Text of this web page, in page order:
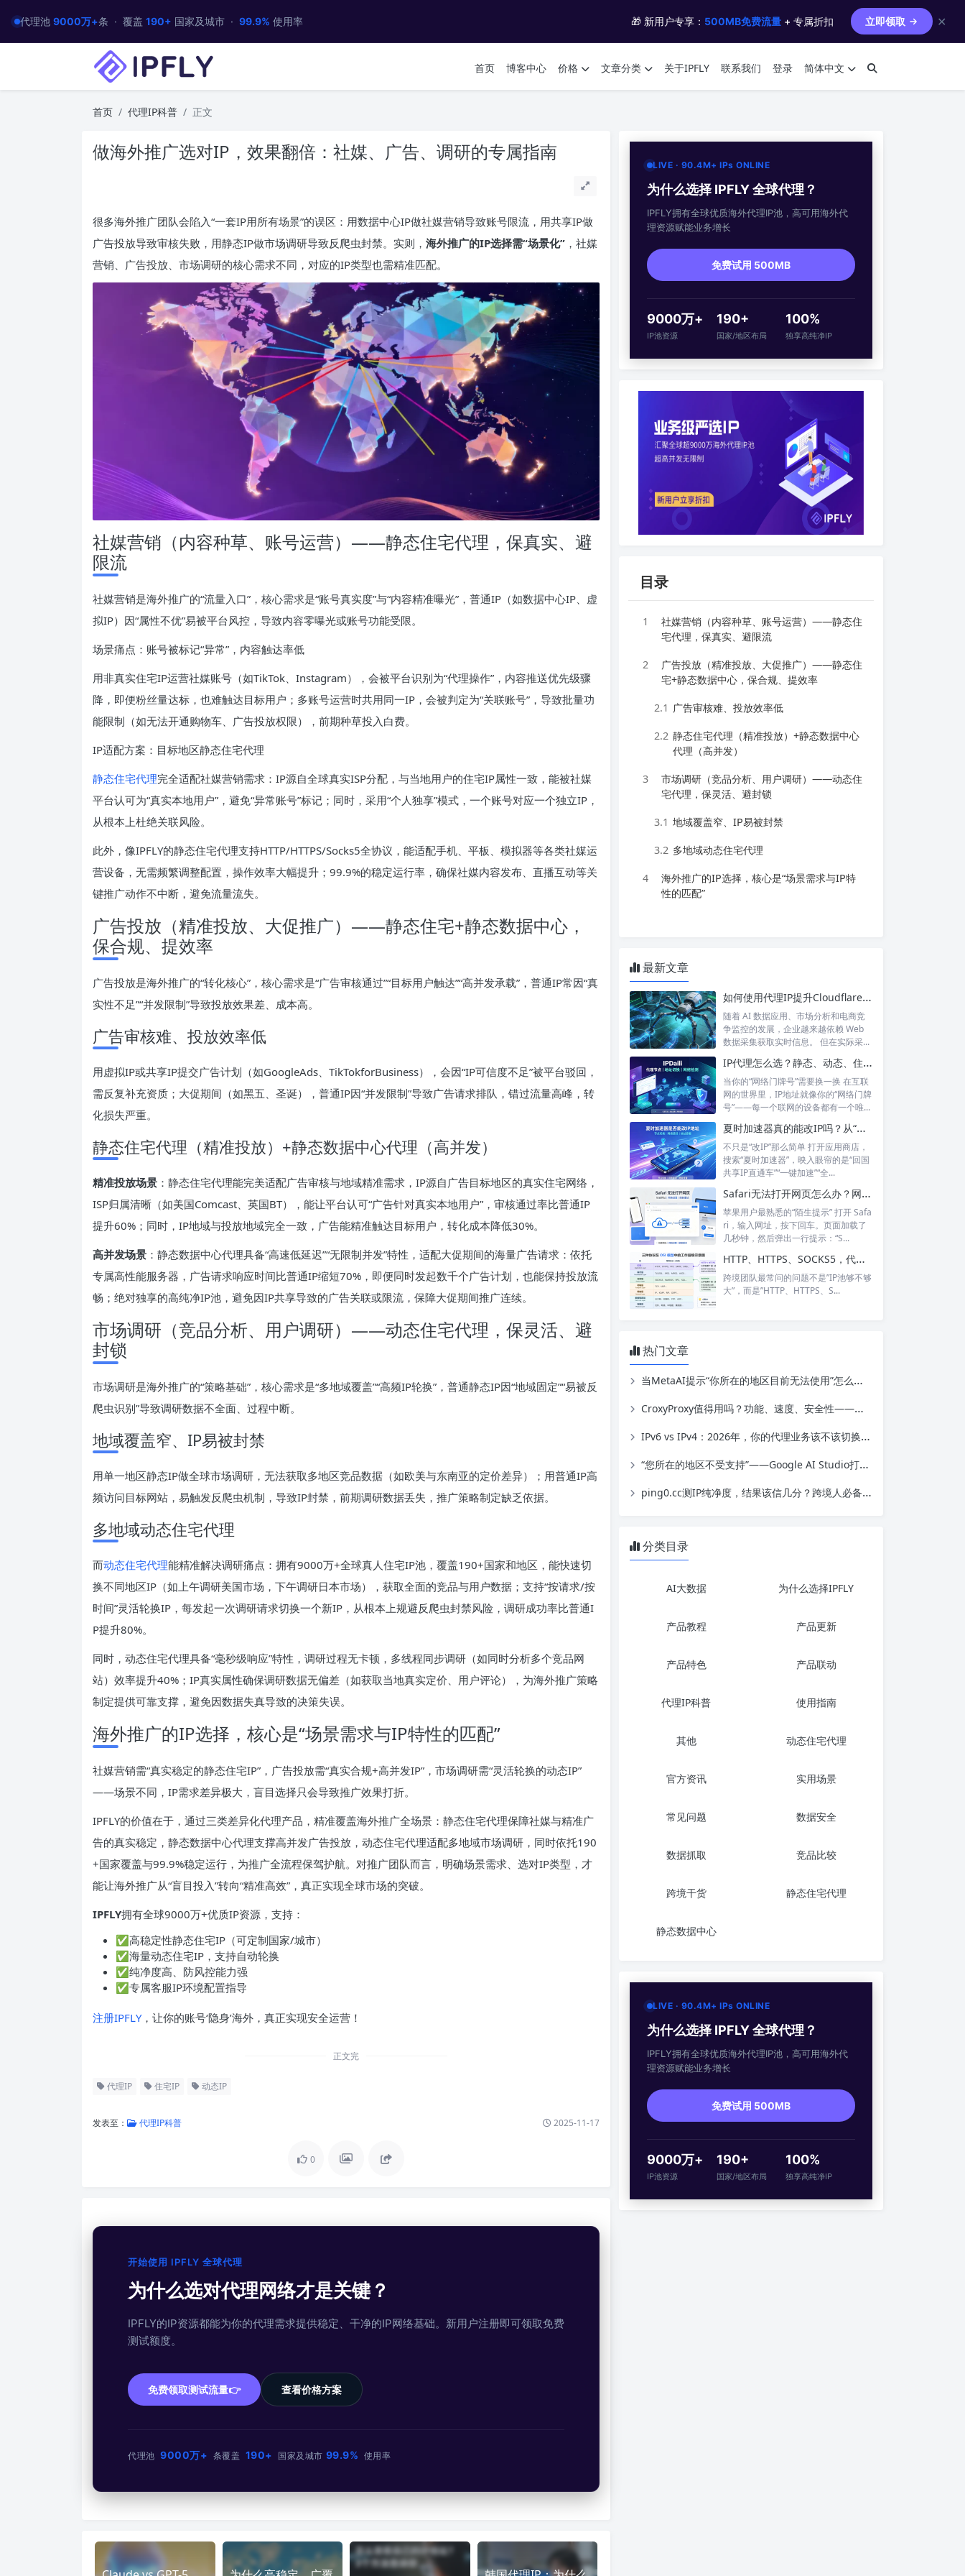
代理池 9000万+条 · 覆盖 190+ 国家及城市 · 99.9% 使用率 🎁 新用户专享： 500MB免费流量 + 专属折扣 立即领取 ✕
首页 博客中心 价格 文章分类 关于IPFLY 联系我们 登录 简体中文
首页 代理IP科普 正文
做海外推广选对IP，效果翻倍：社媒、广告、调研的专属指南
很多海外推广团队会陷入“一套IP用所有场景”的误区：用数据中心IP做社媒营销导致账号限流，用共享IP做
广告投放导致审核失败，用静态IP做市场调研导致反爬虫封禁。实则， 海外推广的IP选择需“场景化” ，社媒
营销、广告投放、市场调研的核心需求不同，对应的IP类型也需精准匹配。
社媒营销（内容种草、账号运营）——静态住宅代理，保真实、避
限流
社媒营销是海外推广的“流量入口”，核心需求是“账号真实度”与“内容精准曝光”，普通IP（如数据中心IP、虚
拟IP）因“属性不优”易被平台风控，导致内容零曝光或账号功能受限。
场景痛点：账号被标记“异常”，内容触达率低
用非真实住宅IP运营社媒账号（如TikTok、Instagram），会被平台识别为“代理操作”，内容推送优先级骤
降，即便粉丝量达标，也难触达目标用户；多账号运营时共用同一IP，会被判定为“关联账号”，导致批量功
能限制（如无法开通购物车、广告投放权限），前期种草投入白费。
IP适配方案：目标地区静态住宅代理
静态住宅代理完全适配社媒营销需求：IP源自全球真实ISP分配，与当地用户的住宅IP属性一致，能被社媒
平台认可为“真实本地用户”，避免“异常账号”标记；同时，采用“个人独享”模式，一个账号对应一个独立IP，
从根本上杜绝关联风险。
此外，像IPFLY的静态住宅代理支持HTTP/HTTPS/Socks5全协议，能适配手机、平板、模拟器等各类社媒运
营设备，无需频繁调整配置，操作效率大幅提升；99.9%的稳定运行率，确保社媒内容发布、直播互动等关
键推广动作不中断，避免流量流失。
广告投放（精准投放、大促推广）——静态住宅+静态数据中心，
保合规、提效率
广告投放是海外推广的“转化核心”，核心需求是“广告审核通过”“目标用户触达”“高并发承载”，普通IP常因“真
实性不足”“并发限制”导致投放效果差、成本高。
广告审核难、投放效率低
用虚拟IP或共享IP提交广告计划（如GoogleAds、TikTokforBusiness），会因“IP可信度不足”被平台驳回，
需反复补充资质；大促期间（如黑五、圣诞），普通IP因“并发限制”导致广告请求排队，错过流量高峰，转
化损失严重。
静态住宅代理（精准投放）+静态数据中心代理（高并发）
精准投放场景 ：静态住宅代理能完美适配广告审核与地域精准需求，IP源自广告目标地区的真实住宅网络，
ISP归属清晰（如美国Comcast、英国BT），能让平台认可“广告针对真实本地用户”，审核通过率比普通IP
提升60%；同时，IP地域与投放地域完全一致，广告能精准触达目标用户，转化成本降低30%。
高并发场景 ：静态数据中心代理具备“高速低延迟”“无限制并发”特性，适配大促期间的海量广告请求：依托
专属高性能服务器，广告请求响应时间比普通IP缩短70%，即便同时发起数千个广告计划，也能保持投放流
畅；绝对独享的高纯净IP池，避免因IP共享导致的广告关联或限流，保障大促期间推广连续。
市场调研（竞品分析、用户调研）——动态住宅代理，保灵活、避
封锁
市场调研是海外推广的“策略基础”，核心需求是“多地域覆盖”“高频IP轮换”，普通静态IP因“地域固定”“易被反
爬虫识别”导致调研数据不全面、过程中断。
地域覆盖窄、IP易被封禁
用单一地区静态IP做全球市场调研，无法获取多地区竞品数据（如欧美与东南亚的定价差异）；用普通IP高
频访问目标网站，易触发反爬虫机制，导致IP封禁，前期调研数据丢失，推广策略制定缺乏依据。
多地域动态住宅代理
而动态住宅代理能精准解决调研痛点：拥有9000万+全球真人住宅IP池，覆盖190+国家和地区，能快速切
换不同地区IP（如上午调研美国市场，下午调研日本市场），获取全面的竞品与用户数据；支持“按请求/按
时间”灵活轮换IP，每发起一次调研请求切换一个新IP，从根本上规避反爬虫封禁风险，调研成功率比普通I
P提升80%。
同时，动态住宅代理具备“毫秒级响应”特性，调研过程无卡顿，多线程同步调研（如同时分析多个竞品网
站）效率提升40%；IP真实属性确保调研数据无偏差（如获取当地真实定价、用户评论），为海外推广策略
制定提供可靠支撑，避免因数据失真导致的决策失误。
海外推广的IP选择，核心是“场景需求与IP特性的匹配”
社媒营销需“真实稳定的静态住宅IP”，广告投放需“真实合规+高并发IP”，市场调研需“灵活轮换的动态IP”
——场景不同，IP需求差异极大，盲目选择只会导致推广效果打折。
IPFLY的价值在于，通过三类差异化代理产品，精准覆盖海外推广全场景：静态住宅代理保障社媒与精准广
告的真实稳定，静态数据中心代理支撑高并发广告投放，动态住宅代理适配多地域市场调研，同时依托190
+国家覆盖与99.9%稳定运行，为推广全流程保驾护航。对推广团队而言，明确场景需求、选对IP类型，才
能让海外推广从“盲目投入”转向“精准高效”，真正实现全球市场的突破。
IPFLY拥有全球9000万+优质IP资源，支持：
✅高稳定性静态住宅IP（可定制国家/城市）
✅海量动态住宅IP，支持自动轮换
✅纯净度高、防风控能力强
✅专属客服IP环境配置指导
注册IPFLY，让你的账号‘隐身’海外，真正实现安全运营！
正文完
代理IP 住宅IP 动态IP
发表至： 代理IP科普 2025-11-17
0
开始使用 IPFLY 全球代理
为什么选对代理网络才是关键？
IPFLY的IP资源都能为你的代理需求提供稳定、干净的IP网络基础。新用户注册即可领取免费
测试额度。
免费领取测试流量👉 查看价格方案
代理池 9000万+ 条覆盖 190+ 国家及城市 99.9% 使用率
LIVE · 90.4M+ IPs ONLINE
为什么选择 IPFLY 全球代理？
IPFLY拥有全球优质海外代理IP池，高可用海外代
理资源赋能业务增长
免费试用 500MB
9000万+
IP池资源
190+
国家/地区布局
100%
独享高纯净IP
目录
1
社媒营销（内容种草、账号运营）——静态住
宅代理，保真实、避限流
2
广告投放（精准投放、大促推广）——静态住
宅+静态数据中心，保合规、提效率
2.1 广告审核难、投放效率低
2.2 静态住宅代理（精准投放）+静态数据中心
代理（高并发）
3
市场调研（竞品分析、用户调研）——动态住
宅代理，保灵活、避封锁
3.1 地域覆盖窄、IP易被封禁
3.2 多地域动态住宅代理
4
海外推广的IP选择，核心是“场景需求与IP特
性的匹配”
最新文章
如何使用代理IP提升Cloudflare环境下的数据采集稳定性？
随着 AI 数据应用、市场分析和电商竞
争监控的发展，企业越来越依赖 Web
数据采集获取实时信息。 但在实际采...
IP代理怎么选？静态、动态、住宅、机房——别再傻傻分不清，这篇帮你彻底搞懂
当你的“网络门牌号”需要换一换 在互联
网的世界里，IP地址就像你的“网络门牌
号”——每一个联网的设备都有一个唯...
夏时加速器真的能改IP吗？从“换IP”到“回国加速”，功能边界在哪里？
不只是“改IP”那么简单 打开应用商店，
搜索“夏时加速器”，映入眼帘的是“回国
共享IP直通车”“一键加速”“全...
Safari无法打开网页怎么办？网络正常却打不开？6个步骤帮你彻底搞定
苹果用户最熟悉的“陌生提示” 打开 Safa
ri，输入网址，按下回车。页面加载了
几秒钟，然后弹出一行提示：“S...
HTTP、HTTPS、SOCKS5，代理IP的三种协议到底怎么选？
跨境团队最常问的问题不是”IP池够不够
大”，而是”HTTP、HTTPS、S...
热门文章
当MetaAI提示“你所在的地区目前无法使用”怎么办？
CroxyProxy值得用吗？功能、速度、安全性——一篇讲透所有你需要知道的
IPv6 vs IPv4：2026年，你的代理业务该不该切换到IPv6？
“您所在的地区不受支持”——Google AI Studio打不开的真相与系统排查
ping0.cc测IP纯净度，结果该信几分？跨境人必备的IP检测工具认知框架
分类目录
AI大数据 为什么选择IPFLY
产品教程 产品更新
产品特色 产品联动
代理IP科普 使用指南
其他 动态住宅代理
官方资讯 实用场景
常见问题 数据安全
数据抓取 竞品比较
跨境干货 静态住宅代理
静态数据中心
LIVE · 90.4M+ IPs ONLINE
为什么选择 IPFLY 全球代理？
IPFLY拥有全球优质海外代理IP池，高可用海外代
理资源赋能业务增长
免费试用 500MB
9000万+
IP池资源
190+
国家/地区布局
100%
独享高纯净IP